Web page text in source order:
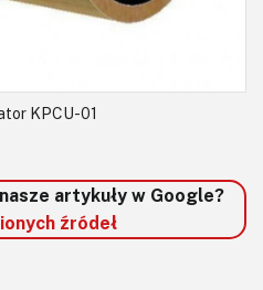
KPCU-01
artykuły w Google?
źródeł